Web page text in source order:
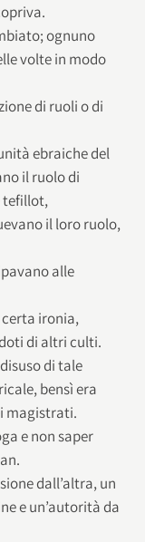
ognuno
volte in modo
di ruoli o di
ebraiche del
il ruolo di
tefillot,
il loro ruolo,
alle
ironia,
di altri culti.
di tale
bensì era
magistrati.
e non saper
dall’altra, un
e un’autorità da